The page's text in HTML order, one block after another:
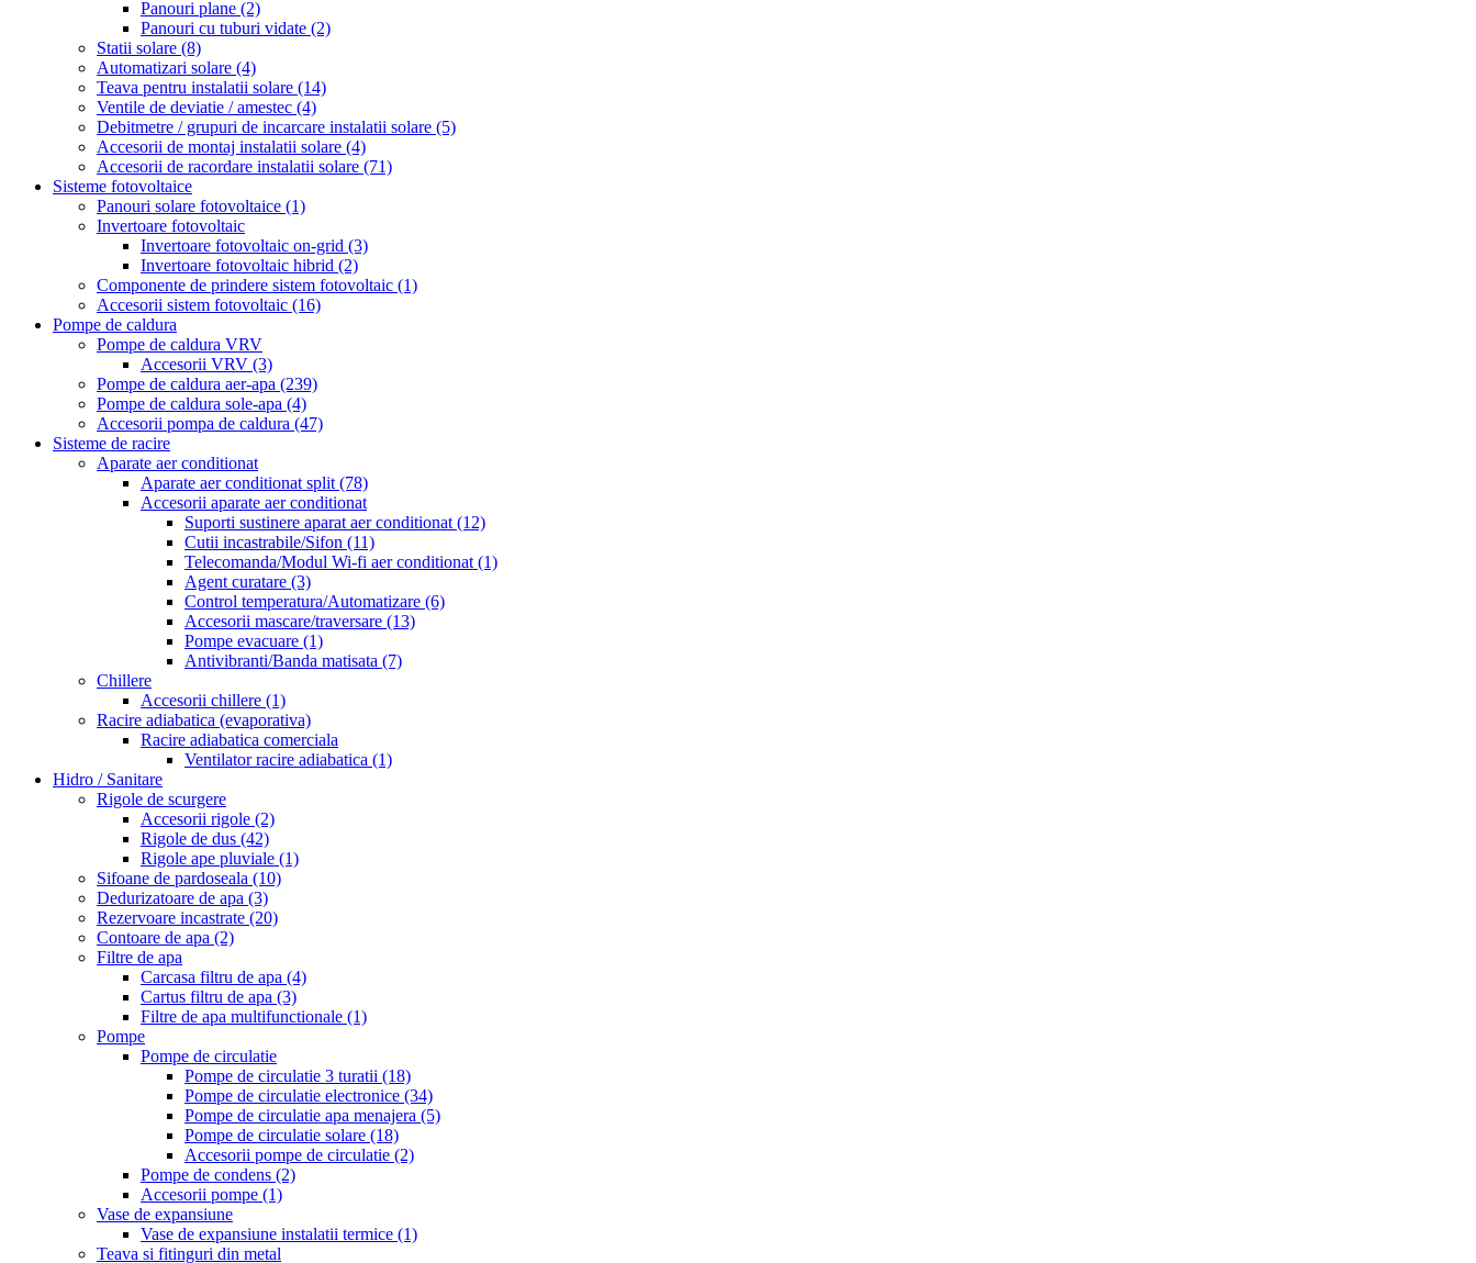
Panouri plane (2)
Panouri cu tuburi vidate (2)
Statii solare (8)
Automatizari solare (4)
Teava pentru instalatii solare (14)
Ventile de deviatie / amestec (4)
Debitmetre / grupuri de incarcare instalatii solare (5)
Accesorii de montaj instalatii solare (4)
Accesorii de racordare instalatii solare (71)
Sisteme fotovoltaice
Panouri solare fotovoltaice (1)
Invertoare fotovoltaic
Invertoare fotovoltaic on-grid (3)
Invertoare fotovoltaic hibrid (2)
Componente de prindere sistem fotovoltaic (1)
Accesorii sistem fotovoltaic (16)
Pompe de caldura
Pompe de caldura VRV
Accesorii VRV (3)
Pompe de caldura aer-apa (239)
Pompe de caldura sole-apa (4)
Accesorii pompa de caldura (47)
Sisteme de racire
Aparate aer conditionat
Aparate aer conditionat split (78)
Accesorii aparate aer conditionat
Suporti sustinere aparat aer conditionat (12)
Cutii incastrabile/Sifon (11)
Telecomanda/Modul Wi-fi aer conditionat (1)
Agent curatare (3)
Control temperatura/Automatizare (6)
Accesorii mascare/traversare (13)
Pompe evacuare (1)
Antivibranti/Banda matisata (7)
Chillere
Accesorii chillere (1)
Racire adiabatica (evaporativa)
Racire adiabatica comerciala
Ventilator racire adiabatica (1)
Hidro / Sanitare
Rigole de scurgere
Accesorii rigole (2)
Rigole de dus (42)
Rigole ape pluviale (1)
Sifoane de pardoseala (10)
Dedurizatoare de apa (3)
Rezervoare incastrate (20)
Contoare de apa (2)
Filtre de apa
Carcasa filtru de apa (4)
Cartus filtru de apa (3)
Filtre de apa multifunctionale (1)
Pompe
Pompe de circulatie
Pompe de circulatie 3 turatii (18)
Pompe de circulatie electronice (34)
Pompe de circulatie apa menajera (5)
Pompe de circulatie solare (18)
Accesorii pompe de circulatie (2)
Pompe de condens (2)
Accesorii pompe (1)
Vase de expansiune
Vase de expansiune instalatii termice (1)
Teava si fitinguri din metal